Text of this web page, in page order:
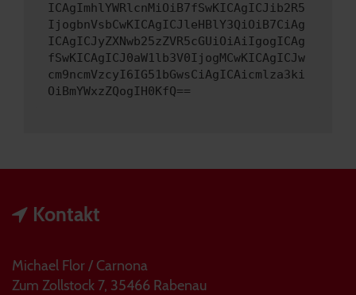
ICAgImhlYWRlcnMiOiB7fSwKICAgICJib2R5
IjogbnVsbCwKICAgICJleHBlY3QiOiB7CiAg
ICAgICJyZXNwb25zZVR5cGUiOiAiIgogICAg
fSwKICAgICJ0aW1lb3V0IjogMCwKICAgICJw
cm9ncmVzcyI6IG51bGwsCiAgICAicmlza3ki
OiBmYWxzZQogIH0KfQ==
Kontakt
Michael Flor / Carnona
Zum Zollstock 7, 35466 Rabenau